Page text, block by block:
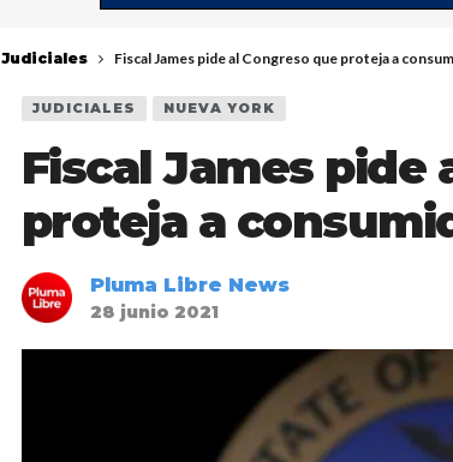
Judiciales Fiscal James pide al Congreso que proteja a
JUDICIALES NUEVA YORK
Fiscal James pide
proteja a
Pluma Libre News
28 junio 2021